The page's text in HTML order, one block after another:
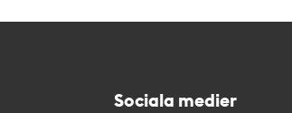
Sociala medier